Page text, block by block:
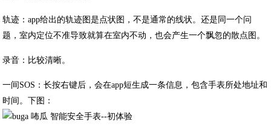
轨迹：app给出的轨迹图是点状图，不是通常的线状。还是同一个问
题，室内定位不准导致就算在室内不动，也会产生一个飘忽的散点图。
录音：比较清晰。
一间SOS：长按右键后，会在app短生成一条信息，包含手表所处地址和
时间。下图：